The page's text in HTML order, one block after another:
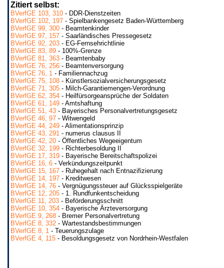
Zitiert selbst:
BVerfGE 103, 310 - DDR-Dienstzeiten
BVerfGE 102, 197 - Spielbankengesetz Baden-Württemberg
BVerfGE 99, 300 - Beamtenkinder
BVerfGE 97, 157 - Saarländisches Pressegesetz
BVerfGE 92, 203 - EG-Fernsehrichtlinie
BVerfGE 83, 89 - 100%-Grenze
BVerfGE 81, 363 - Beamtenbaby
BVerfGE 76, 256 - Beamtenversorgung
BVerfGE 76, 1 - Familiennachzug
BVerfGE 75, 108 - Künstlersozialversicherungsgesetz
BVerfGE 71, 305 - Milch-Garantiemengen-Verordnung
BVerfGE 62, 354 - Heilfürsorgeansprüche der Soldaten
BVerfGE 61, 149 - Amtshaftung
BVerfGE 51, 43 - Bayerisches Personalvertretungsgesetz
BVerfGE 46, 97 - Witwengeld
BVerfGE 44, 249 - Alimentationsprinzip
BVerfGE 43, 291 - numerus clausus II
BVerfGE 42, 20 - Öffentliches Wegeeigentum
BVerfGE 32, 199 - Richterbesoldung II
BVerfGE 17, 319 - Bayerische Bereitschaftspolizei
BVerfGE 16, 6 - Verkündungszeitpunkt
BVerfGE 15, 167 - Ruhegehalt nach Entnazifizierung
BVerfGE 14, 197 - Kreditwesen
BVerfGE 14, 76 - Vergnügungssteuer auf Glücksspielgeräte
BVerfGE 12, 205 - 1. Rundfunkentscheidung
BVerfGE 11, 203 - Beförderungsschnitt
BVerfGE 10, 354 - Bayerische Ärzteversorgung
BVerfGE 9, 268 - Bremer Personalvertretung
BVerfGE 8, 332 - Wartestandsbestimmungen
BVerfGE 8, 1 - Teuerungszulage
BVerfGE 4, 115 - Besoldungsgesetz von Nordrhein-Westfalen